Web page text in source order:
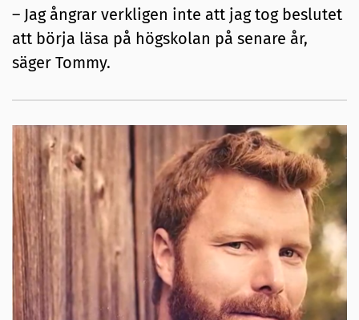
– Jag ångrar verkligen inte att jag tog beslutet
att börja läsa på högskolan på senare år,
säger Tommy.